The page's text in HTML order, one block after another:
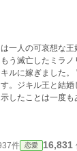
一人の可哀想な
う滅亡したミラ
"可哀想なお飾り正妃" リリア王妃
。ジキル王と結
ことは一度もありま
に会おうとしませ
ために尽くします
件 恋愛 16,831